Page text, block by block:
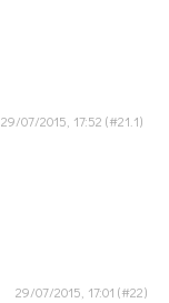
29/07/2015, 17:52
29/07/2015, 17:01